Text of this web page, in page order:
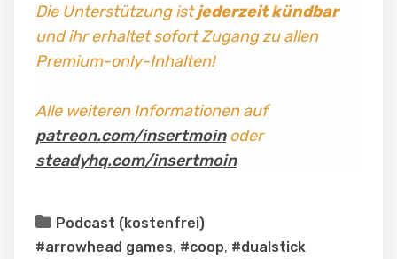
Die Unterstützung istjederzeit kündbar
und ihr erhaltet sofort Zugang zu allen
Premium-only-Inhalten!
Alle weiteren Informationen auf
patreon.com/insertmoinoder
steadyhq.com/insertmoin
Podcast (kostenfrei)
#arrowhead games, #coop, #dualstick